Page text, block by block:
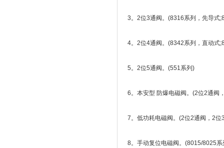
3。2位3通阀。(8316系列，先导式
4。2位4通阀。(8342系列，直动式
5。2位5通阀。(551系列)
6。本安型 防爆电磁阀。(2位2通阀
7。低功耗电磁阀。(2位2通阀，2位
8。手动复位电磁阀。(8015/8025